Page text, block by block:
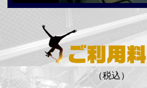
（税込）